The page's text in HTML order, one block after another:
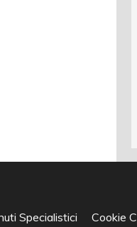
Specialistici Cookie